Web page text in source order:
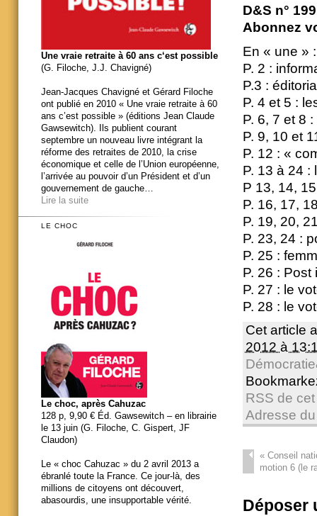
D&S n°
Abonnez
En « une »
P. 2 :
P.3 :
P. 4 et 5 :
P. 6, 7 et 8
P. 9, 10 et
P. 12 : «
P. 13 à 24 :
P 13, 14,
P. 16, 17,
P. 19, 20,
P. 23, 24 :
P. 25 :
P. 26 :
P. 27 : le
P. 28 : le
Cet article
2012 à
RSS de
Adresse
«Conseil
motion 6 (le
Déposer
Une vraie retraite à 60 ans c‘est possible
(G. Filoche, J.J. Chavigné)
Jean-Jacques Chavigné et Gérard Filoche
ont publié en 2010 « Une vraie retraite à 60
ans c’est possible » (éditions Jean Claude
Gawsewitch). Ils publient courant
septembre un nouveau livre intégrant la
réforme des retraites de 2010, la crise
économique et celle de l’Union européenne,
l’arrivée au pouvoir d’un Président et d’un
gouvernement de gauche…
Lire la suite
LE CHOC
Le choc, après Cahuzac
128 p, 9,90 € Éd. Gawsewitch – en librairie
le 13 juin (G. Filoche, C. Gispert, JF
Claudon)
Le « choc Cahuzac » du 2 avril 2013 a
ébranlé toute la France. Ce jour-là, des
millions de citoyens ont découvert,
abasourdis, une insupportable vérité.